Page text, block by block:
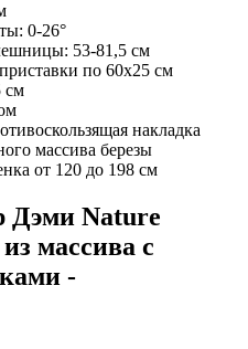
0-26°
53-81,5 см
по 60х25 см
см
накладка
массива березы
от 120 до 198 см
Дэми Nature
массива c
-